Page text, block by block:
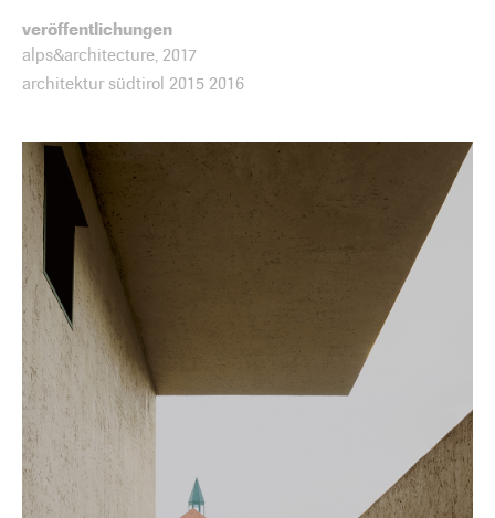
veröffentlichungen
alps&architecture, 2017
architektur südtirol 2015 2016